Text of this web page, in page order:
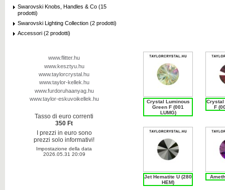
Swarovski Knobs, Handles & Co (15
prodotti)
Swarovski Lighting Collection (2 prodotti)
Accessori (2 prodotti)
www.flitter.hu
www.kesztyu.hu
www.taylorcrystal.hu
www.taylor-kellek.hu
www.furdoruhaanyag.hu
www.taylor-eskuvoikellek.hu
Tasso di euro correnti
350 Ft
I prezzi in euro sono
prezzi solo informativi!
Impostazione della data
2026.05.31 20:09
Crystal Luminous
Green F (001
LUMG)
Crystal
F
Jet Hematite U (280
HEM)